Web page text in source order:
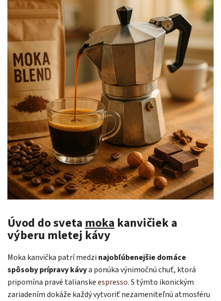
Úvod do svetamoka kanvičiek a
výberu mletej kávy
Moka kanvička patrí medzi najobľúbenejšie domáce
spôsoby prípravy kávya ponúka výnimočnú chuť, ktorá
pripomína pravé talianskeespresso. S týmto ikonickým
zariadením dokáže každý vytvoriť nezameniteľnú atmosféru